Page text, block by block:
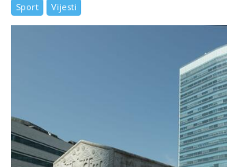
Sport Vijesti